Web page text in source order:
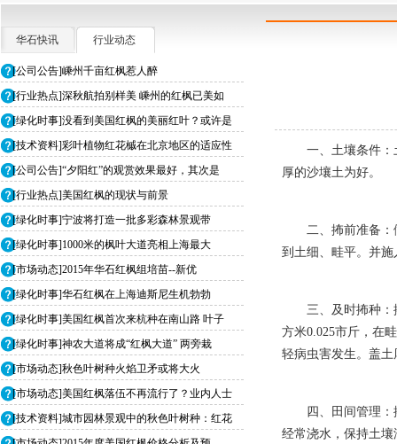
华石快讯 行业动态
[公司公告]嵊州千亩红枫惹人醉
[行业热点]深秋航拍别样美 嵊州的红枫已美如
[绿化时事]没看到美国红枫的美丽红叶？或许是
[技术资料]彩叶植物红花槭在北京地区的适应性
[公司公告]“夕阳红”的观赏效果最好，其次是
[行业热点]美国红枫的现状与前景
[绿化时事]宁波将打造一批多彩森林景观带
[绿化时事]1000米的枫叶大道亮相上海最大
[市场动态]2015年华石红枫组培苗--新优
[绿化时事]华石红枫在上海迪斯尼生机勃勃
[绿化时事]美国红枫首次来杭种在南山路 叶子
[绿化时事]神农大道将成“红枫大道” 两旁栽
[市场动态]秋色叶树种火焰卫矛或将大火
[市场动态]美国红枫落伍不再流行了？业内人士
[技术资料]城市园林景观中的秋色叶树种：红花
一、土壤条件
厚的沙壤土为好。
二、抪前准备
到土细、畦平。并
三、及时抪种
方米0.025市斤，在
轻病虫害发生。盖
四、田间管理
经常浇水，保持土